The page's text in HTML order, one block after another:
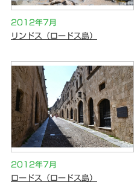
2012年7月
リンドス（ロードス島）
2012年7月
ロードス（ロードス島）